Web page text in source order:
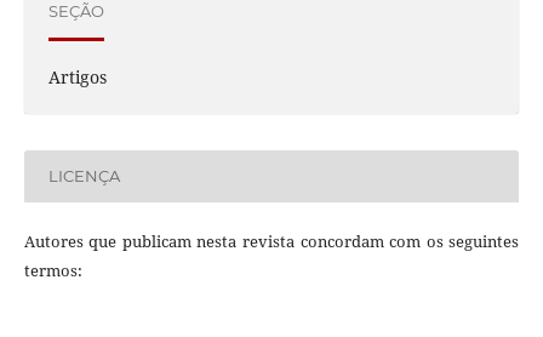
SEÇÃO
Artigos
LICENÇA
Autores que publicam nesta revista concordam com os seguintes
termos: